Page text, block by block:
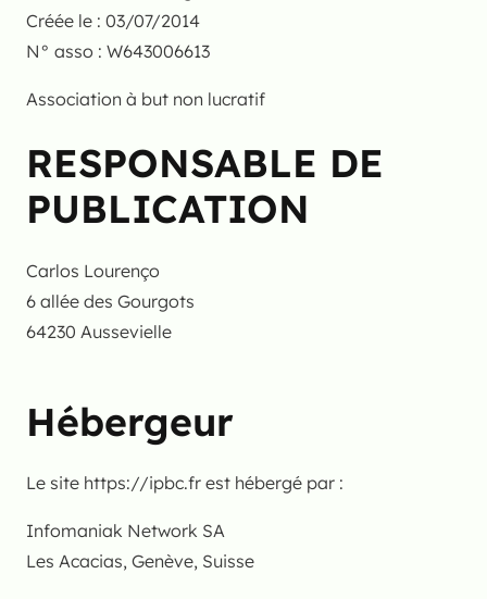
Créée le : 03/07/2014
N° asso : W643006613
Association à but non lucratif
RESPONSABLE DE
PUBLICATION
Carlos Lourenço
6 allée des Gourgots
64230 Aussevielle
Hébergeur
Le site https://ipbc.fr est hébergé par :
Infomaniak Network SA
Les Acacias, Genève, Suisse